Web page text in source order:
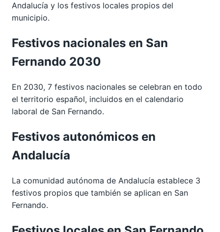
Andalucía y los festivos locales propios del
municipio.
Festivos nacionales en San
Fernando 2030
En 2030, 7 festivos nacionales se celebran en todo
el territorio español, incluidos en el calendario
laboral de San Fernando.
Festivos autonómicos en
Andalucía
La comunidad autónoma de Andalucía establece 3
festivos propios que también se aplican en San
Fernando.